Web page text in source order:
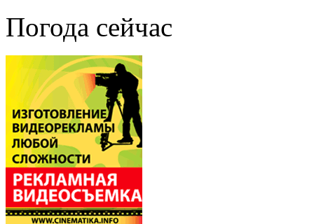
Погода сейчас